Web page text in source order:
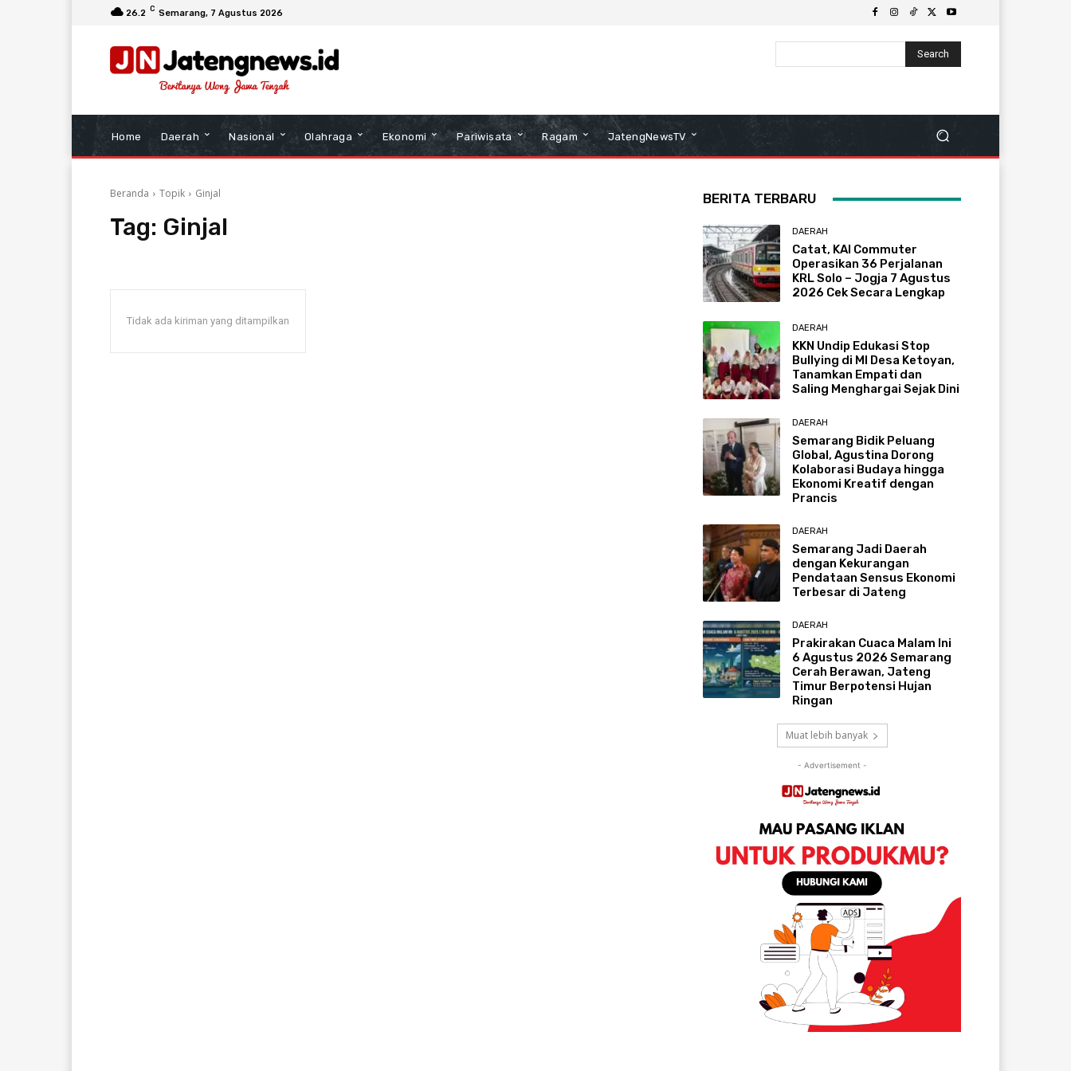
26.2 C Semarang, 7 Agustus 2026
Search
Home Daerah Nasional Olahraga Ekonomi Pariwisata Ragam JatengNewsTV
Beranda Topik Ginjal
Tag: Ginjal
Tidak ada kiriman yang ditampilkan
BERITA TERBARU
DAERAH
Catat, KAI Commuter
Operasikan 36 Perjalanan
KRL Solo – Jogja 7 Agustus
2026 Cek Secara Lengkap
DAERAH
KKN Undip Edukasi Stop
Bullying di MI Desa Ketoyan,
Tanamkan Empati dan
Saling Menghargai Sejak Dini
DAERAH
Semarang Bidik Peluang
Global, Agustina Dorong
Kolaborasi Budaya hingga
Ekonomi Kreatif dengan
Prancis
DAERAH
Semarang Jadi Daerah
dengan Kekurangan
Pendataan Sensus Ekonomi
Terbesar di Jateng
DAERAH
Prakirakan Cuaca Malam Ini
6 Agustus 2026 Semarang
Cerah Berawan, Jateng
Timur Berpotensi Hujan
Ringan
Muat lebih banyak
- Advertisement -